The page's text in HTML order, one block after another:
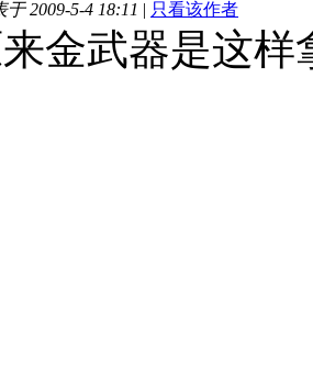
于 2009-5-4 18:11 | 只看该作者
金武器是这样